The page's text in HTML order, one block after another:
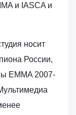
и IASCA и
носит
России,
EMMA 2007-